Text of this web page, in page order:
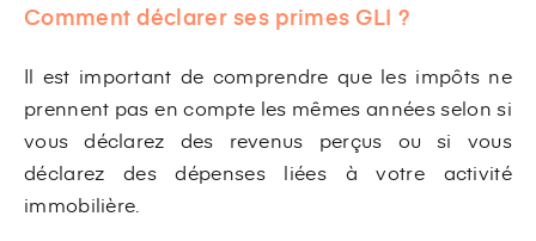
Comment déclarer ses primes GLI ?
Il est important de comprendre que les impôts ne
prennent pas en compte les mêmes années selon si
vous déclarez des revenus perçus ou si vous
déclarez des dépenses liées à votre activité
immobilière.